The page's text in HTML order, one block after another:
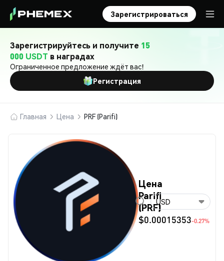
Зарегистрироваться
Зарегистрируйтесь и получите 15
000 USDT в наградах
Ограниченное предложение ждёт вас!
Регистрация
Главная Цена PRF (Parifi)
Цена
Parifi
(PRF)
$0.00015353-0.27%
USD